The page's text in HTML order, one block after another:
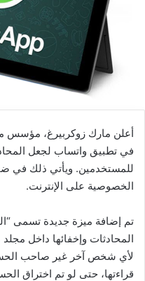
أعلن مارك زوكربيرغ، مؤسس
في تطبيق واتساب لجعل
للمستخدمين. ويأتي ذلك في
الخصوصية على الإنترنت.
تم إضافة ميزة جديدة تسمى
المحادثات وإخفائها داخل
لأي شخص آخر غير صاحب
قراءتها، حتى لو تم اختراق